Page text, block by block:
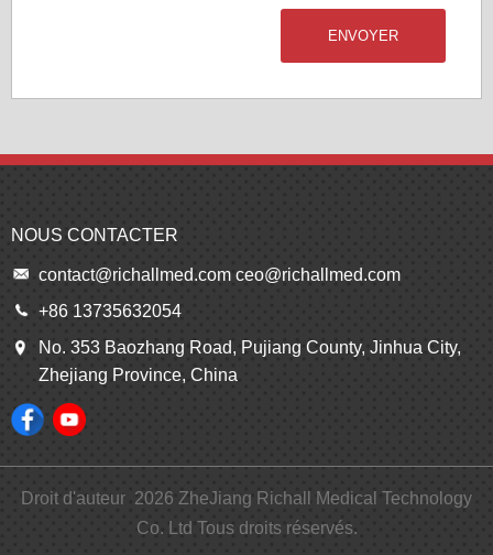
ENVOYER
NOUS CONTACTER
contact@richallmed.com ceo@richallmed.com
+86 13735632054
No. 353 Baozhang Road, Pujiang County, Jinhua City,
Zhejiang Province, China
Droit d'auteur 2026 ZheJiang Richall Medical Technology
Co. Ltd Tous droits réservés.